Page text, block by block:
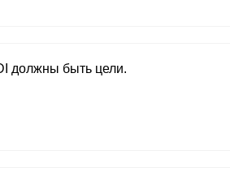
должны быть цели.